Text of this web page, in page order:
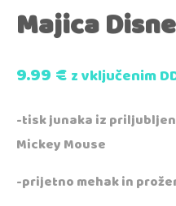
Majica
9.99€z vključenim
-tisk junaka iz
Mickey Mouse
-prijetno mehak in